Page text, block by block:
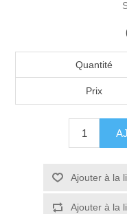
Quantité
Prix
Ajouter à la
Ajouter à la